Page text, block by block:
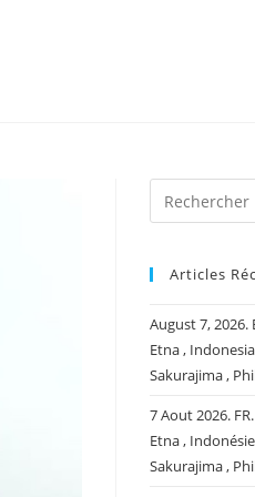
Articles
August 7,
Etna ,
Sakurajima ,
7 Aout 2026.
Etna ,
Sakurajima ,